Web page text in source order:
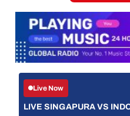
Live Now
LIVE SINGAPURA VS